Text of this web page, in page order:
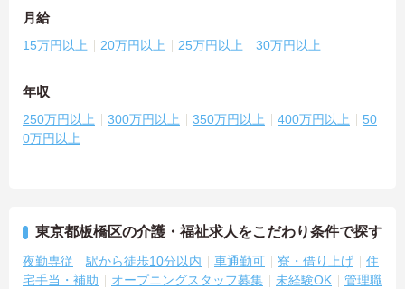
月給
15万円以上 20万円以上 25万円以上 30万円以上
年収
250万円以上 300万円以上 350万円以上 400万円以上
50
0万円以上
東京都板橋区の介護・福祉求人をこだわり条件で探す
夜勤専従 駅から徒歩10分以内 車通勤可 寮・借り上げ
住
宅手当・補助
オープニングスタッフ募集 未経験OK
管理職